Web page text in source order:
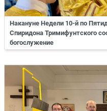
Накануне Недели 10-й по
Спиридона Тримифунтского
богослужение